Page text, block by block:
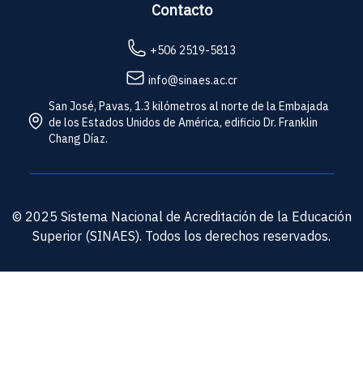
Contacto
+506 2519-5813
info@sinaes.ac.cr
San José, Pavas, 1.3 kilómetros al norte de la Embajada
de los Estados Unidos de América, edificio Dr. Franklin
Chang Díaz.
© 2025 Sistema Nacional de Acreditación de la Educación
Superior (SINAES). Todos los derechos reservados.